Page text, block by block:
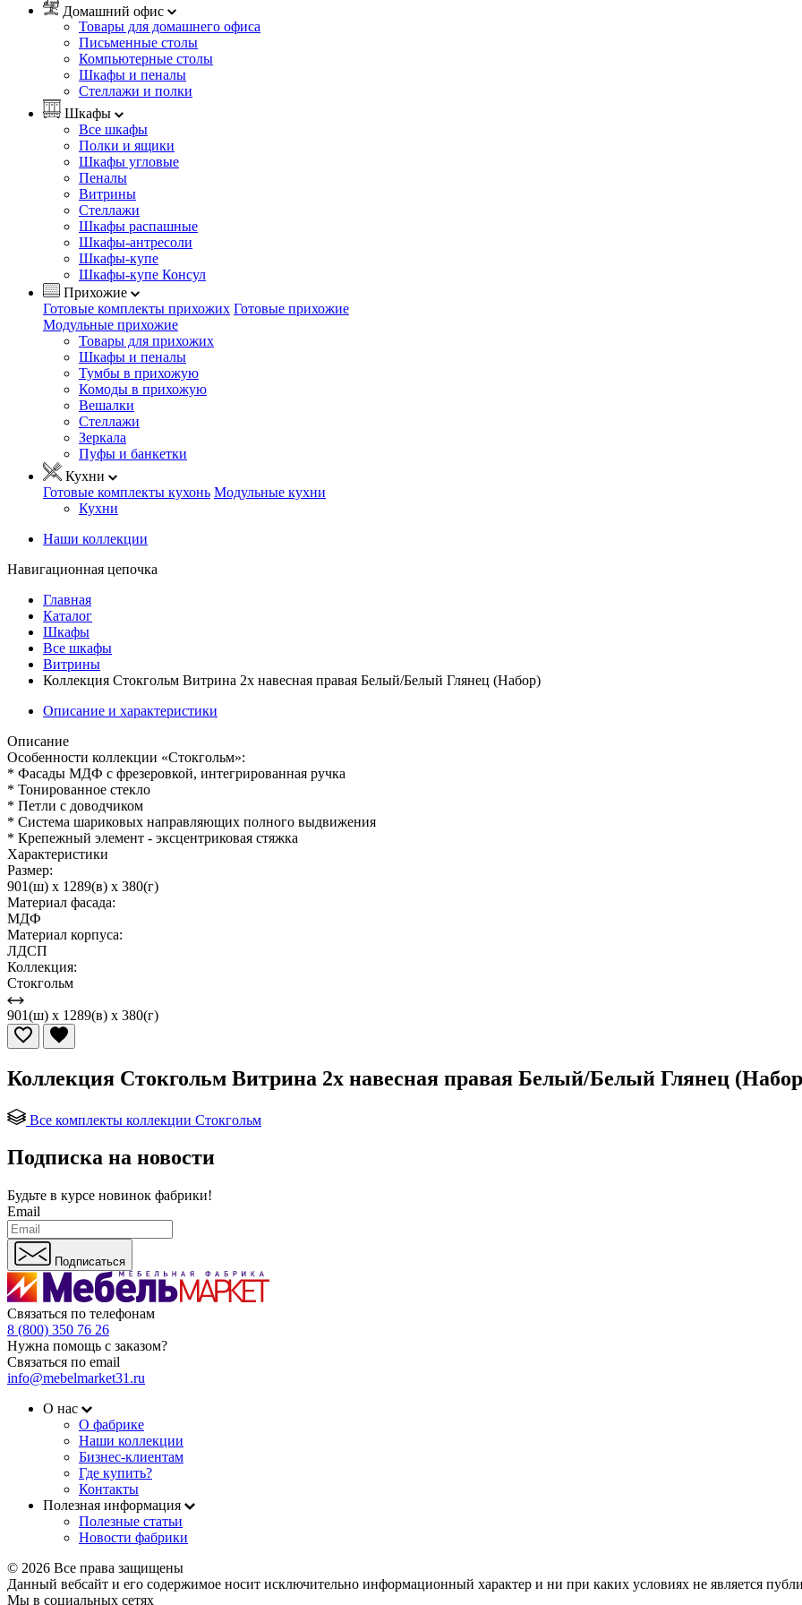
Домашний офис
Товары для домашнего офиса
Письменные столы
Компьютерные столы
Шкафы и пеналы
Стеллажи и полки
Шкафы
Все шкафы
Полки и ящики
Шкафы угловые
Пеналы
Витрины
Стеллажи
Шкафы распашные
Шкафы-антресоли
Шкафы-купе
Шкафы-купе Консул
Прихожие
Готовые комплекты прихожих Готовые прихожие
Модульные прихожие
Товары для прихожих
Шкафы и пеналы
Тумбы в прихожую
Комоды в прихожую
Вешалки
Стеллажи
Зеркала
Пуфы и банкетки
Кухни
Готовые комплекты кухонь Модульные кухни
Кухни
Наши коллекции
Навигационная цепочка
Главная
Каталог
Шкафы
Все шкафы
Витрины
Коллекция Стокгольм Витрина 2х навесная правая Белый/Белый Глянец (Набор)
Описание и характеристики
Описание
Особенности коллекции «Стокгольм»:
* Фасады МДФ с фрезеровкой, интегрированная ручка
* Тонированное стекло
* Петли с доводчиком
* Система шариковых направляющих полного выдвижения
* Крепежный элемент - эксцентриковая стяжка
Характеристики
Размер:
901(ш) x 1289(в) x 380(г)
Материал фасада:
МДФ
Материал корпуса:
ЛДСП
Коллекция:
Стокгольм
901(ш) x 1289(в) x 380(г)
Коллекция Стокгольм Витрина 2х навесная правая Белый/Белый Глянец
Все комплекты коллекции Стокгольм
Подписка на новости
Будьте в курсе новинок фабрики!
Email
Подписаться
Связаться по телефонам
8 (800) 350 76 26
Нужна помощь с заказом?
Связаться по email
info@mebelmarket31.ru
О нас
О фабрике
Наши коллекции
Бизнес-клиентам
Где купить?
Контакты
Полезная информация
Полезные статьи
Новости фабрики
© 2026 Все права защищены
Данный вебсайт и его содержимое носит исключительно информационный характер и ни при каких условиях не является
Мы в социальных сетях